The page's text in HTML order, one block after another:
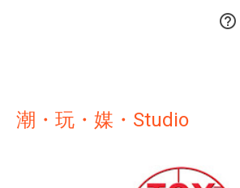

潮・玩・媒・Studio